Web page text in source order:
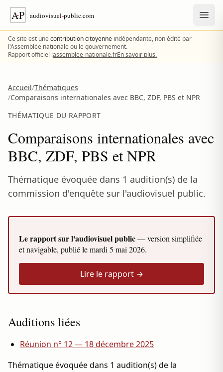
Aller au contenu
Ce site est unecontribution citoyenne indépendante, non édité par
l'Assemblée nationale ou le gouvernement.
Rapport officiel :assemblee-nationale.frEn savoir plus.
Accueil/Thématiques
/Comparaisons internationales avec BBC, ZDF, PBS et NPR
THÉMATIQUE DU RAPPORT
Comparaisons internationales avec
BBC, ZDF, PBS et NPR
Thématique évoquée dans 1 audition(s) de la
commission d'enquête sur l'audiovisuel public.
Le rapport sur l'audiovisuel public— version simplifiée
et navigable, publié lemardi 5 mai 2026.
Lire le rapport →
Auditions liées
Réunion n° 12 — 18 décembre 2025
Thématique évoquée dans 1 audition(s) de la